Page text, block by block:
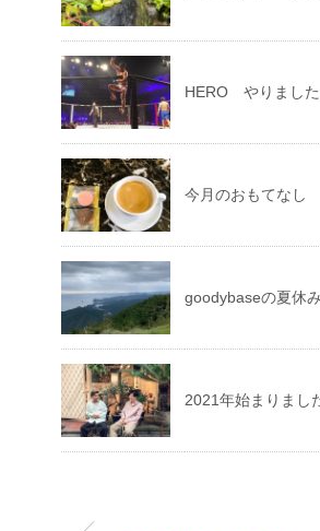
HERO やりました
今月のおもてなし
goodybaseの夏休み
2021年始まりまし